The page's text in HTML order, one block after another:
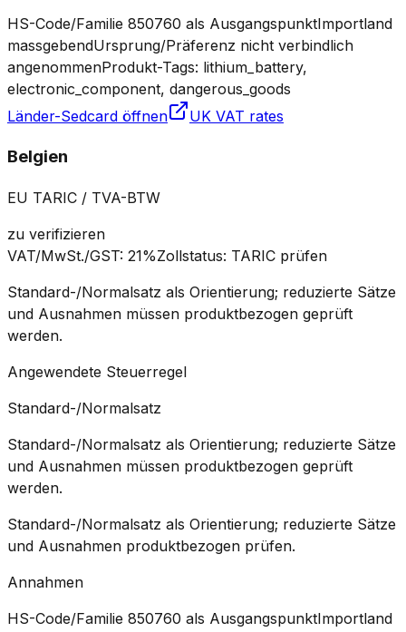
HS-Code/Familie 850760 als AusgangspunktImportland
massgebendUrsprung/Präferenz nicht verbindlich
angenommenProdukt-Tags: lithium_battery,
electronic_component, dangerous_goods
Länder-Sedcard öffnen
UK VAT rates
Belgien
EU TARIC / TVA-BTW
zu verifizieren
VAT/MwSt./GST: 21%Zollstatus: TARIC prüfen
Standard-/Normalsatz als Orientierung; reduzierte Sätze
und Ausnahmen müssen produktbezogen geprüft
werden.
Angewendete Steuerregel
Standard-/Normalsatz
Standard-/Normalsatz als Orientierung; reduzierte Sätze
und Ausnahmen müssen produktbezogen geprüft
werden.
Standard-/Normalsatz als Orientierung; reduzierte Sätze
und Ausnahmen produktbezogen prüfen.
Annahmen
HS-Code/Familie 850760 als AusgangspunktImportland